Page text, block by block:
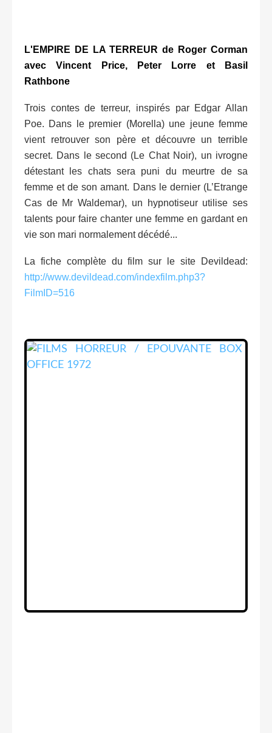
L'EMPIRE DE LA TERREUR de Roger Corman
avec Vincent Price, Peter Lorre et Basil
Rathbone
Trois contes de terreur, inspirés par Edgar Allan
Poe. Dans le premier (Morella) une jeune femme
vient retrouver son père et découvre un terrible
secret. Dans le second (Le Chat Noir), un ivrogne
détestant les chats sera puni du meurtre de sa
femme et de son amant. Dans le dernier (L’Etrange
Cas de Mr Waldemar), un hypnotiseur utilise ses
talents pour faire chanter une femme en gardant en
vie son mari normalement décédé...
La fiche complète du film sur le site Devildead:
http://www.devildead.com/indexfilm.php3?
FilmID=516